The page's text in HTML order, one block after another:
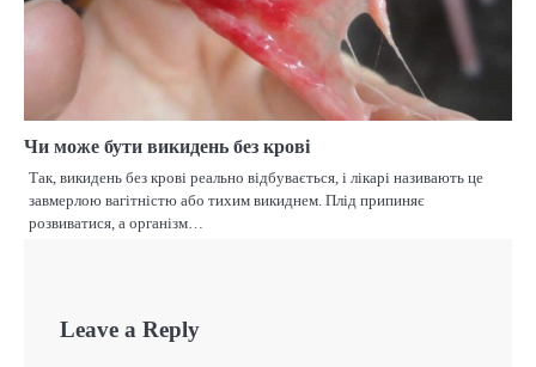
Чи може бути викидень без крові
Так, викидень без крові реально відбувається, і лікарі називають це
завмерлою вагітністю або тихим викиднем. Плід припиняє
розвиватися, а організм…
Leave a Reply